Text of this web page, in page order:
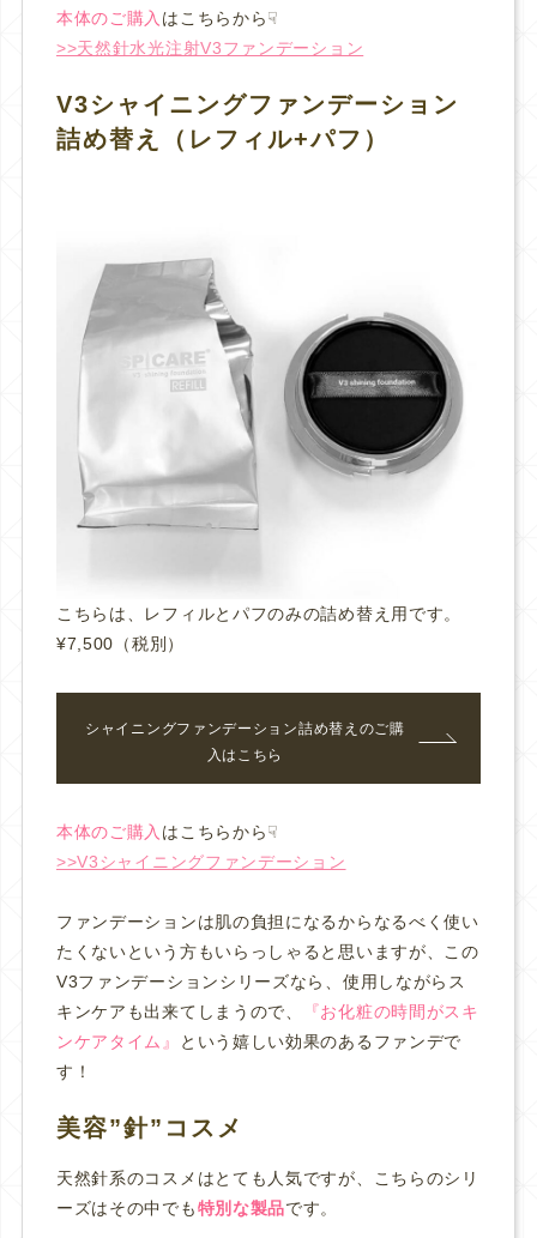
本体のご購入 はこちらから☟
>>天然針水光注射V3ファンデーション
V3シャイニングファンデーション
詰め替え（レフィル+パフ）
こちらは、レフィルとパフのみの詰め替え用です。
¥7,500（税別）
シャイニングファンデーション詰め替え のご購
入はこちら
本体のご購入 はこちらから☟
>>V3シャイニングファンデーション
ファンデーションは肌の負担になるからなるべく使い
たくないという方もいらっしゃると思いますが、この
V3ファンデーションシリーズなら、使用しながらス
キンケアも出来てしまうので、
『お化粧の時間がスキ
ンケアタイム』
という嬉しい効果のあるファンデで
す！
美容”針”コスメ
天然針系のコスメはとても人気ですが、こちらのシリ
ーズはその中でも特別な製品です。